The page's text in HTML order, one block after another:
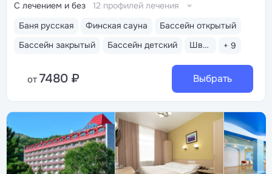
Баня русская Финская сауна
Бассейн открытый
Бассейн закрытый
Бассейн детский Шведский стол + 9
С лечением и без 12 профилей лечения
от 7480 ₽ Выбрать